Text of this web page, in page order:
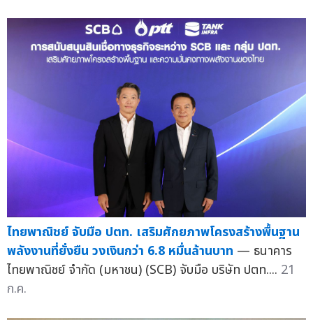
ไทยพาณิชย์ จับมือ ปตท. เสริมศักยภาพโครงสร้างพื้นฐาน
พลังงานที่ยั่งยืน วงเงินกว่า 6.8 หมื่นล้านบาท — ธนาคาร
ไทยพาณิชย์ จำกัด (มหาชน) (SCB) จับมือ บริษัท ปตท.... 21
ก.ค.